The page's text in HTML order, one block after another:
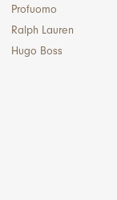
Profuomo
Ralph Lauren
Hugo Boss